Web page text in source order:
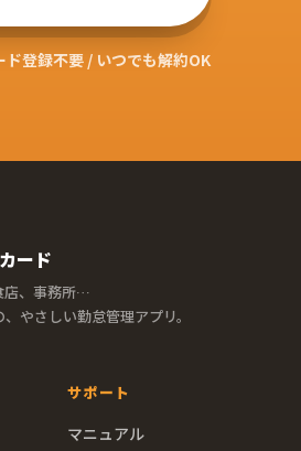
ド登録不要 / いつでも解約OK
ード
店、事務所…
やさしい勤怠管理アプリ。
サポート
マニュアル